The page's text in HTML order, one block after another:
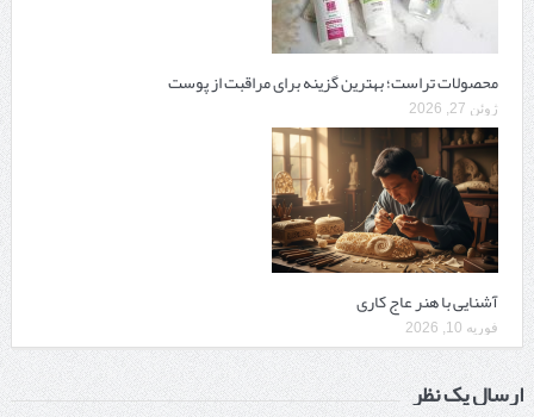
محصولات تراست؛ بهترین گزینه برای مراقبت از پوست
ژوئن 27, 2026
آشنایی با هنر عاج کاری
فوریه 10, 2026
ارسال یک نظر